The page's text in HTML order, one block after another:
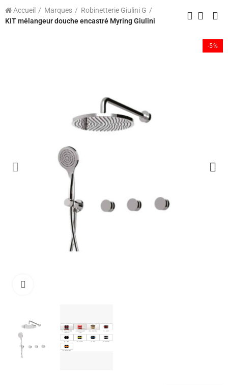
Accueil Marques
Robinetterie Giulini G
KIT mélangeur douche encastré Myring Giulini
-5%